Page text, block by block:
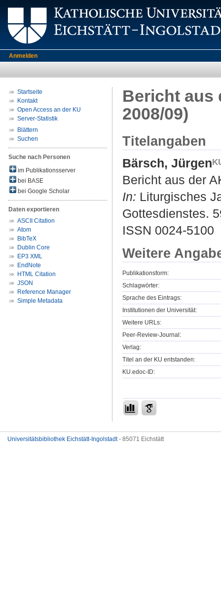
Anmelden
Startseite
Kontakt
Open Access an der KU
Server-Statistik
Blättern
Suchen
Suche nach Personen
im Publikationsserver
bei BASE
bei Google Scholar
Daten exportieren
ASCII Citation
Atom
BibTeX
Dublin Core
EP3 XML
EndNote
HTML Citation
JSON
Reference Manager
Simple Metadata
Bericht aus
2008/09)
Titelangaben
Bärsch, Jürgen
Bericht aus der
In: Liturgisches
Gottesdienstes.
ISSN 0024-5100
Weitere
Publikationsform:
Schlagwörter:
Sprache des Eintrags:
Institutionen der Universität:
Weitere URLs:
Peer-Review-Journal:
Verlag:
Titel an der KU entstanden:
KU.edoc-ID:
Universitätsbibliothek Eichstätt-Ingolstadt- 85071 Eichstätt